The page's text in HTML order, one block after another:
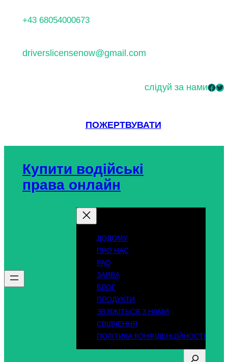
+43 68054000673
driverslicensenow@gmail.com
слідуй за намиFacebook Twitter
ПОЖЕРТВУВАТИ
Купити водійські
права онлайн
ДОДОМУ
ПРО НАС
FAQ
ЗАЯВА
БЛОГ
ПРОДУКТИ
ЗВ'ЯЖІТЬСЯ З НАМИ
СВІДЧЕННЯ
ПОЛІТИКА КОНФІДЕНЦІЙНОСТІ